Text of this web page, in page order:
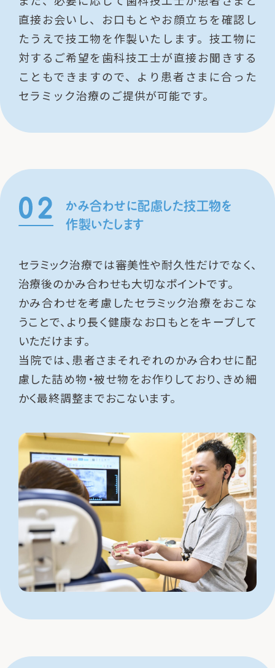
直接お会いし、お口もとやお顔立ちを確認し
たうえで技工物を作製いたします。技工物に
対するご希望を歯科技工士が直接お聞きする
こともできますので、より患者さまに合った
セラミック治療のご提供が可能です。
かみ合わせに配慮した技工物を
作製いたします
セラミック治療では審美性や耐久性だけでなく、
治療後のかみ合わせも大切なポイントです。
かみ合わせを考慮したセラミック治療をおこな
うことで、より長く健康なお口もとをキープして
いただけます。
当院では、患者さまそれぞれのかみ合わせに配
慮した詰め物・被せ物をお作りしており、きめ細
かく最終調整までおこないます。